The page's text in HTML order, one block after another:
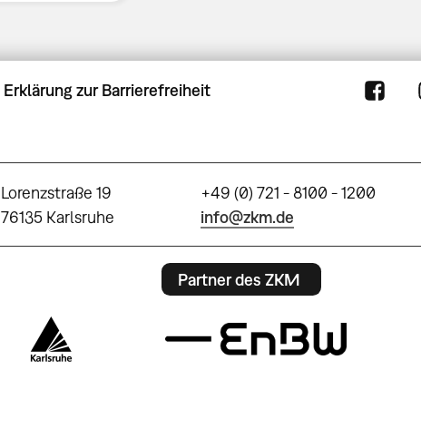
Erklärung zur Barrierefreiheit
Lorenzstraße 19
76135 Karlsruhe
+49 (0) 721 - 8100 - 1200
info@zkm.de
Partner des ZKM